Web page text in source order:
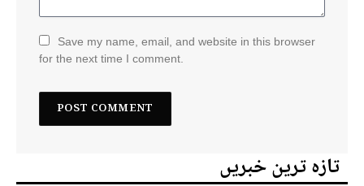
Save my name, email, and website in this browser
for the next time I comment.
تازہ ترین خبریں